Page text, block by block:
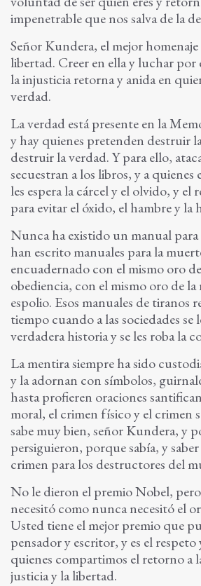
impenetrable que nos salva de la
Señor Kundera, el mejor homenaje
libertad. Creer en ella y luchar por
la injusticia retorna y anida en
verdad.
La verdad está presente en la
y hay quienes pretenden destruir
destruir la verdad. Y para ello,
secuestran a los libros, y a quienes
les espera la cárcel y el olvido, y
para evitar el óxido, el hambre y la
Nunca ha existido un manual
han escrito manuales para la
encuadernado con el mismo oro
obediencia, con el mismo oro de la
espolio. Esos manuales de tiranos
tiempo cuando a las sociedades se
verdadera historia y se les roba la
La mentira siempre ha sido
y la adornan con símbolos,
hasta profieren oraciones
moral, el crimen físico y el crimen
sabe muy bien, señor Kundera, y
persiguieron, porque sabía, y
crimen para los destructores del
No le dieron el premio Nobel,
necesitó como nunca necesitó el
Usted tiene el mejor premio que
pensador y escritor, y es el
quienes compartimos el retorno a
justicia y la libertad.